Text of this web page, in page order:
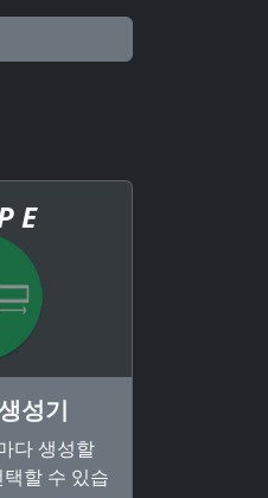
E
성기
다 생성할
할 수 있습